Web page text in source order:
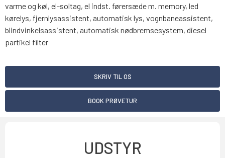
varme og køl, el-soltag, el indst. førersæde m. memory, led
kørelys, fjernlysassistent, automatisk lys, vognbaneassistent,
blindvinkelsassistent, automatisk nødbremsesystem, diesel
partikel filter
SKRIV TIL OS
BOOK PRØVETUR
UDSTYR